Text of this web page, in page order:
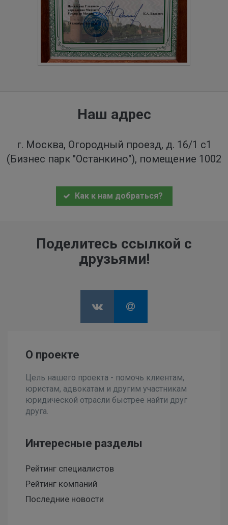
Наш адрес
г. Москва, Огородный проезд, д. 16/1 с1
(Бизнес парк "Останкино"), помещение 1002
Как к нам добраться?
Поделитесь ссылкой с
друзьями!
О проекте
Цель нашего проекта - помочь клиентам,
юристам, адвокатам и другим участникам
юридической отрасли быстрее найти друг
друга.
Интересные разделы
Рейтинг специалистов
Рейтинг компаний
Последние новости